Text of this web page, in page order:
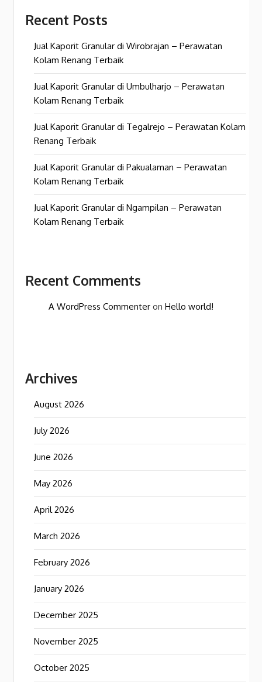
Recent Posts
Jual Kaporit Granular di Wirobrajan – Perawatan
Kolam Renang Terbaik
Jual Kaporit Granular di Umbulharjo – Perawatan
Kolam Renang Terbaik
Jual Kaporit Granular di Tegalrejo – Perawatan Kolam
Renang Terbaik
Jual Kaporit Granular di Pakualaman – Perawatan
Kolam Renang Terbaik
Jual Kaporit Granular di Ngampilan – Perawatan
Kolam Renang Terbaik
Recent Comments
A WordPress Commenter onHello world!
Archives
August 2026
July 2026
June 2026
May 2026
April 2026
March 2026
February 2026
January 2026
December 2025
November 2025
October 2025